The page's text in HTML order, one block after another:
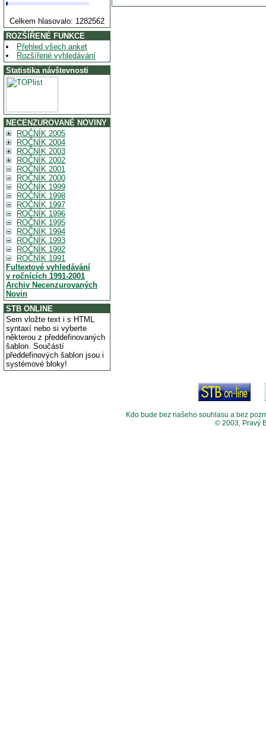
Celkem hlasovalo: 1282562
ROZŠÍŘENÉ FUNKCE
Přehled všech anket
Rozšířené vyhledávání
Statistika návštevnosti
NECENZUROVANÉ NOVINY
ROČNÍK 2005
ROČNÍK 2004
ROČNÍK 2003
ROČNÍK 2002
ROČNÍK 2001
ROČNÍK 2000
ROČNÍK 1999
ROČNÍK 1998
ROČNÍK 1997
ROČNÍK 1996
ROČNÍK 1995
ROČNÍK 1994
ROČNÍK 1993
ROČNÍK 1992
ROČNÍK 1991
Fultextové vyhledávání
v ročnících 1991-2001
Archiv Necenzurovaných
Novin
STB ONLINE
Sem vložte text i s HTML
syntaxí nebo si vyberte
některou z předdefinovaných
šablon. Součástí
předdefinových šablon jsou i
systémové bloky!
Kdo bude bez našeho souhlasu a bez
© 2003, Pravý